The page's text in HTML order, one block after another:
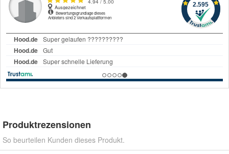
Produktrezensionen
So beurteilen Kunden dieses Produkt.